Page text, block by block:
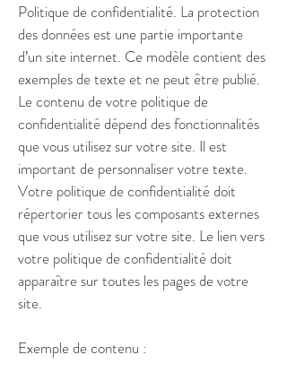
Politique de confidentialité. La protection
des données est une partie importante
d’un site internet. Ce modèle contient des
exemples de texte et ne peut être publié.
Le contenu de votre politique de
confidentialité dépend des fonctionnalités
que vous utilisez sur votre site. Il est
important de personnaliser votre texte.
Votre politique de confidentialité doit
répertorier tous les composants externes
que vous utilisez sur votre site. Le lien vers
votre politique de confidentialité doit
apparaître sur toutes les pages de votre
site.
Exemple de contenu :